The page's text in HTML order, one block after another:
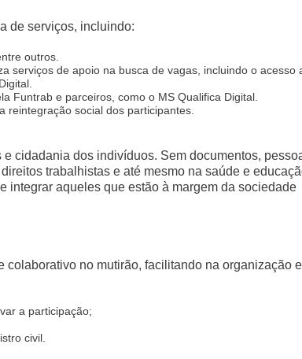
de serviços, incluindo:
outros.
serviços de apoio na busca de vagas, incluindo o acesso
Funtrab e parceiros, como o MS Qualifica Digital.
reintegração social dos participantes.
cidadania dos indivíduos. Sem documentos,
trabalhistas e até mesmo na saúde e
integrar aqueles que estão à margem da sociedade
colaborativo no mutirão, facilitando na organização e
a participação;
civil.